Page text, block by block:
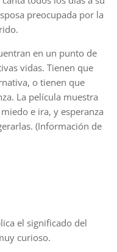
preocupada por la
en un punto de
vidas. Tienen que
o tienen que
La película muestra
e ira, y esperanza
(Información de
el significado del
curioso.